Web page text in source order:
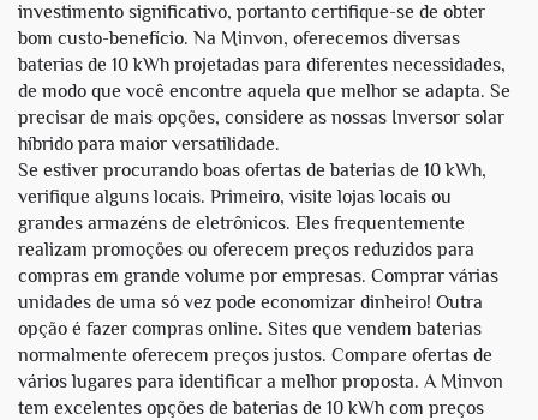
investimento significativo, portanto certifique-se de obter
bom custo-benefício. Na Minvon, oferecemos diversas
baterias de 10 kWh projetadas para diferentes necessidades,
de modo que você encontre aquela que melhor se adapta. Se
precisar de mais opções, considere as nossas Inversor solar
híbrido para maior versatilidade.
Se estiver procurando boas ofertas de baterias de 10 kWh,
verifique alguns locais. Primeiro, visite lojas locais ou
grandes armazéns de eletrônicos. Eles frequentemente
realizam promoções ou oferecem preços reduzidos para
compras em grande volume por empresas. Comprar várias
unidades de uma só vez pode economizar dinheiro! Outra
opção é fazer compras online. Sites que vendem baterias
normalmente oferecem preços justos. Compare ofertas de
vários lugares para identificar a melhor proposta. A Minvon
tem excelentes opções de baterias de 10 kWh com preços